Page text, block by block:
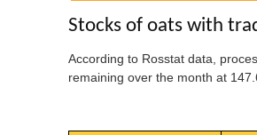
Stocks of oats with
According to Rosstat data,
remaining over the month at